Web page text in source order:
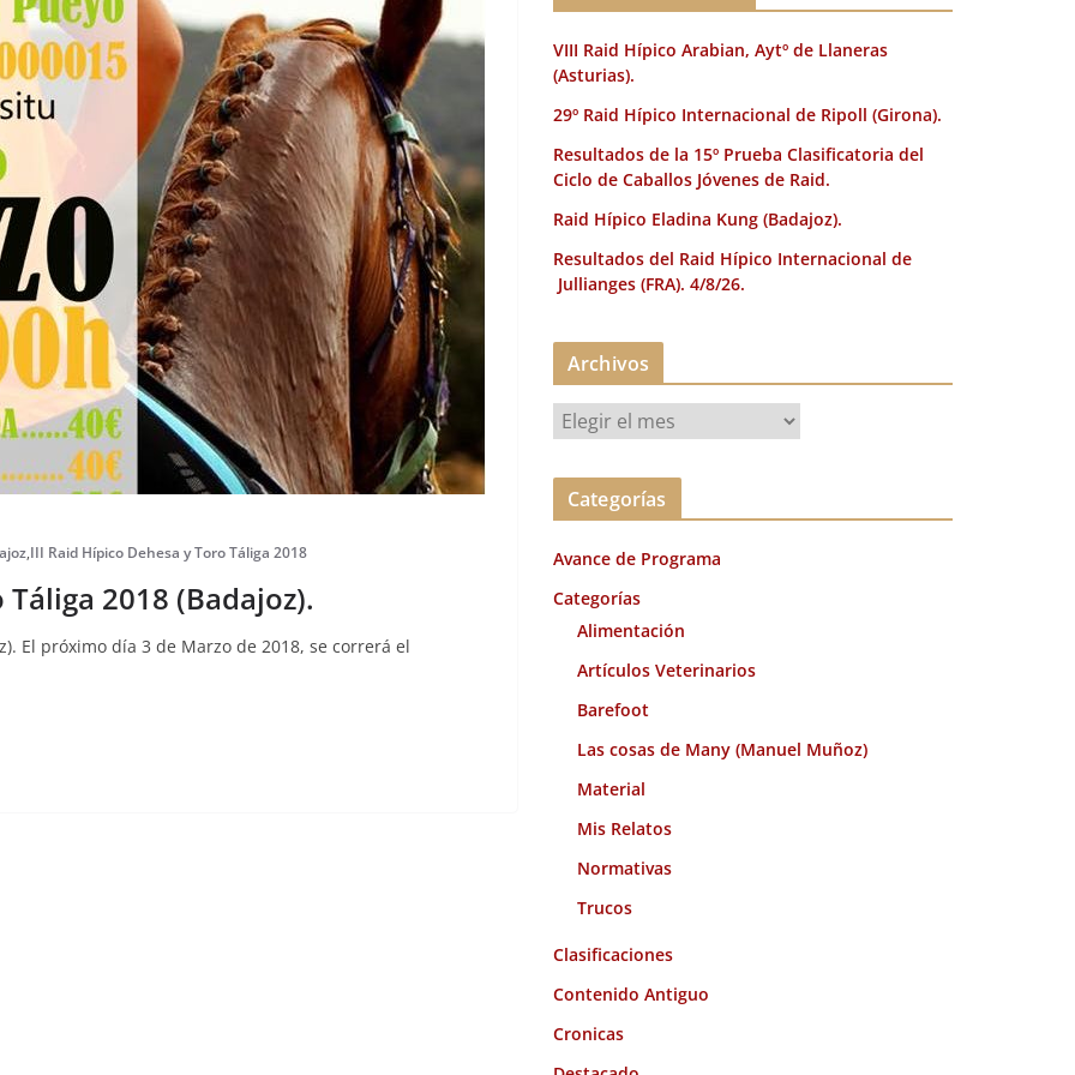
,III Raid Hípico Dehesa y Toro Táliga 2018
2018 (Badajoz).
El próximo día 3 de Marzo de 2018, se correrá el
VIII Raid Hípico Arabian, Aytº de Llaneras
(Asturias).
29º Raid Hípico Internacional de Ripoll (Girona).
Resultados de la 15º Prueba Clasificatoria del
Ciclo de Caballos Jóvenes de Raid.
Raid Hípico Eladina Kung (Badajoz).
Resultados del Raid Hípico Internacional de
Jullianges (FRA). 4/8/26.
Archivos
r
c
v
o
Categorías
Avance de Programa
Categorías
Alimentación
Artículos Veterinarios
Barefoot
Las cosas de Many (Manuel Muñoz)
Material
Mis Relatos
Normativas
Trucos
Clasificaciones
Contenido Antiguo
Cronicas